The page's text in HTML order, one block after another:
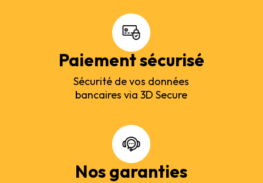
Paiement sécurisé
Sécurité de vos données
bancaires via 3D Secure
Nos garanties